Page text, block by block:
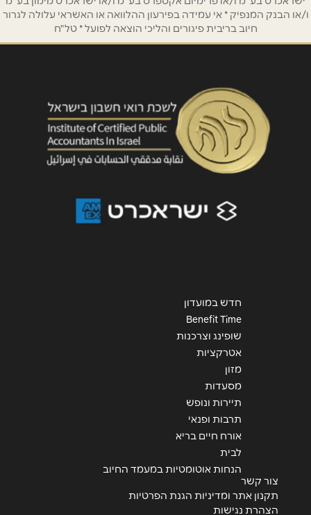
הודעה*
שליחה
ויצמן 63 וייצמן 63
מעלות
מרכז צים סנטר
1-700-50-60-70
רעננה
בית שאן
צים סנטר
1-700-50-60-70
קריית גת
צים סנטר
1-700-50-60-70
ו/או הבנק המנפיק * אי עמידה בפירעון ההלוואה או האשראי עלולה לגרור
חיוב בריבית פיגורים והליכי הוצאה לפועל * טל"ח
חדש במועדון
Benefit Time
שופינג וצרכנות
אטרקציות
מזון
מסעדות
תיירות ונופש
תרבות ופנאי
אורח חיים בריא
לבית
הנחות אוטומטיות במעמד החיוב
צור קשר
תקנון אתר ומדיניות הגנת הפרטיות
הצהרת נגישות